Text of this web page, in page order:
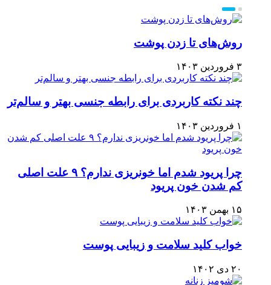
روش‌های تا زدن پوشت
۳ فروردین ۱۴۰۳
چند نکته کاربردی برای رابطه جنسی بهتر و سالم‌تر
۱ فروردین ۱۴۰۳
چرا پریود شدم اما خونریزی ندارم؟ ۹ علت اصلی
کم شدن خون پریود
۱۵ بهمن ۱۴۰۳
خواب کلید سلامت و زیبایی پوست
۲۰ دی ۱۴۰۲